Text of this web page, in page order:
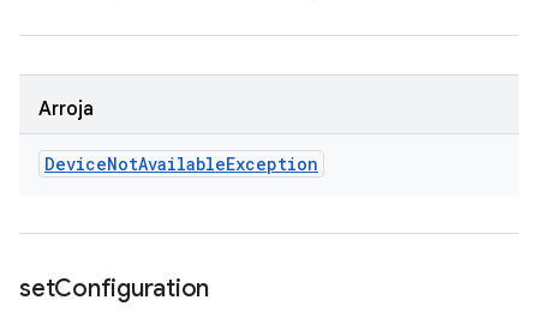
Arroja
DeviceNotAvailableException
setConfiguration